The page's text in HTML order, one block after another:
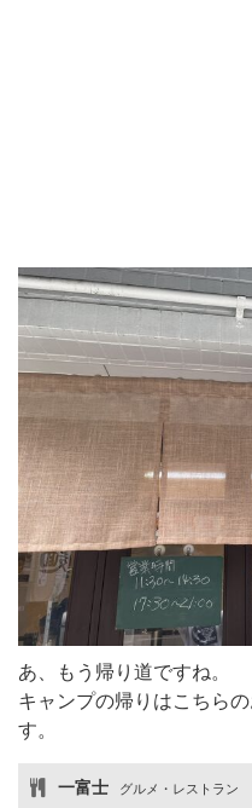
あ、もう帰り道ですね。
キャンプの帰りはこちら
す。
一富士 グルメ・レストラン